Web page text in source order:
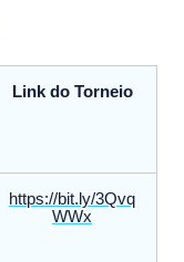
Link do Torneio
https://bit.ly/3Qvq
WWx